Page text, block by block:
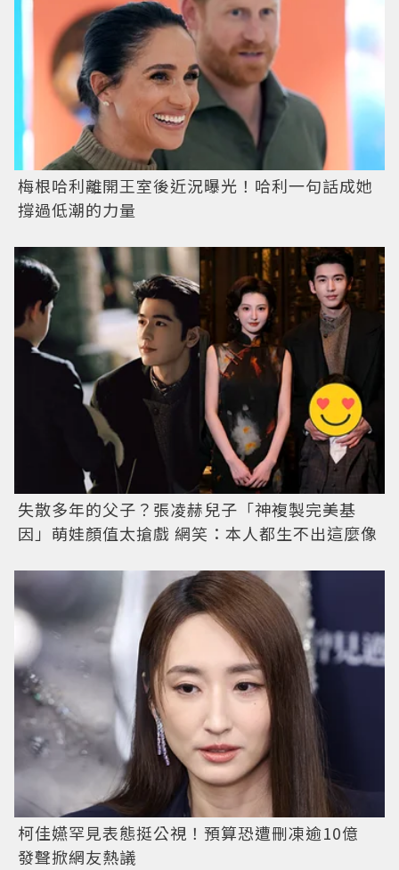
梅根哈利離開王室後近況曝光！哈利一句話成她
撐過低潮的力量
失散多年的父子？張凌赫兒子「神複製完美基
因」萌娃顏值太搶戲 網笑：本人都生不出這麼像
柯佳嬿罕見表態挺公視！預算恐遭刪凍逾10億
發聲掀網友熱議